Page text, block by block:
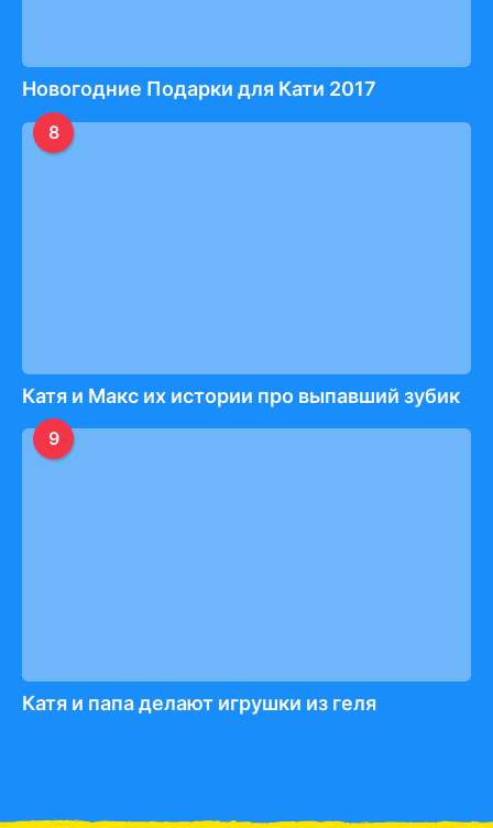
Новогодние Подарки для Кати 2017
8
Катя и Макс их истории про выпавший зубик
9
Катя и папа делают игрушки из геля